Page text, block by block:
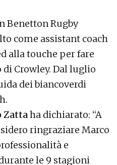
Benetton Rugby
come assistant coach
alla touche per fare
Crowley. Dal luglio
dei biancoverdi
Zattaha dichiarato: “A
ringraziare Marco
e
le 9 stagioni